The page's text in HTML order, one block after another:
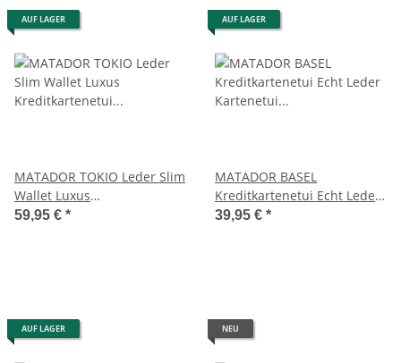
AUF LAGER
MATADOR TOKIO Leder Slim
Wallet Luxus
Kreditkartenetui Klein RFID
59,95 € *
AUF LAGER
MATADOR BASEL
Kreditkartenetui Echt Leder
Kartenetui Münzfach RFID
39,95 € *
AUF LAGER NEU